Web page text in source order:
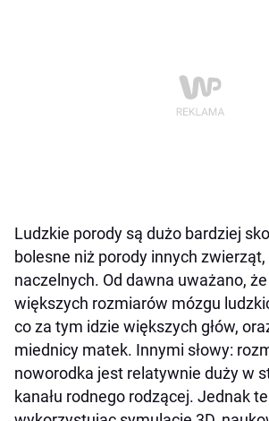
Ludzkie porody są dużo bardziej
bolesne niż porody innych
naczelnych. Od dawna uważano,
większych rozmiarów mózgu
co za tym idzie większych głów,
miednicy matek. Innymi słowy:
noworodka jest relatywnie duży w
kanału rodnego rodzącej. Jednak